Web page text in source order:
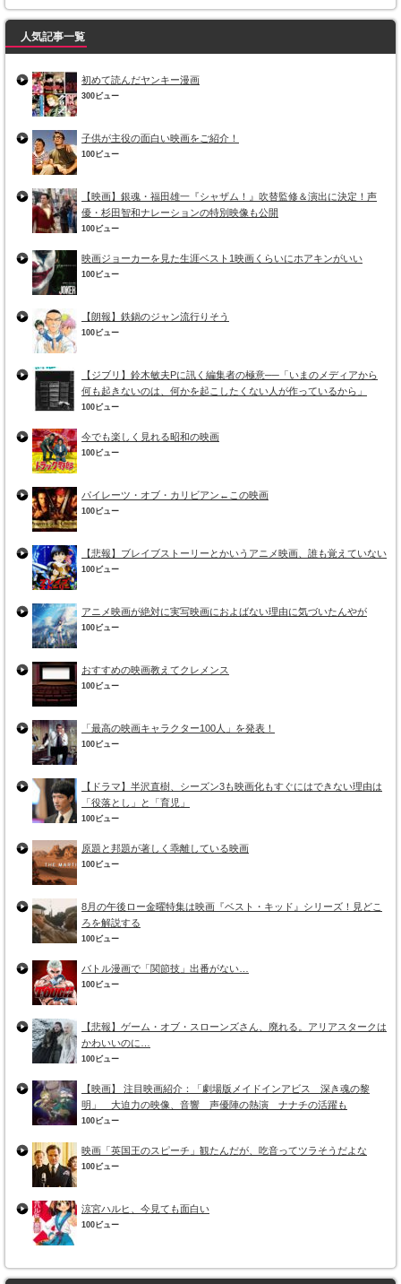
人気記事一覧
初めて読んだヤンキー漫画
300ビュー
子供が主役の面白い映画をご紹介！
100ビュー
【映画】銀魂・福田雄一『シャザム！』吹替監修＆演出に決定！声
優・杉田智和ナレーションの特別映像も公開
100ビュー
映画ジョーカーを見た生涯ベスト1映画くらいにホアキンがいい
100ビュー
【朗報】鉄鍋のジャン流行りそう
100ビュー
【ジブリ】鈴木敏夫Pに訊く編集者の極意──「いまのメディアから
何も起きないのは、何かを起こしたくない人が作っているから」
100ビュー
今でも楽しく見れる昭和の映画
100ビュー
パイレーツ・オブ・カリビアン←この映画
100ビュー
【悲報】ブレイブストーリーとかいうアニメ映画、誰も覚えていない
100ビュー
アニメ映画が絶対に実写映画におよばない理由に気づいたんやが
100ビュー
おすすめの映画教えてクレメンス
100ビュー
「最高の映画キャラクター100人」を発表！
100ビュー
【ドラマ】半沢直樹、シーズン3も映画化もすぐにはできない理由は
「役落とし」と「育児」
100ビュー
原題と邦題が著しく乖離している映画
100ビュー
8月の午後ロー金曜特集は映画『ベスト・キッド』シリーズ！見どこ
ろを解説する
100ビュー
バトル漫画で「関節技」出番がない…
100ビュー
【悲報】ゲーム・オブ・スローンズさん、廃れる。アリアスタークは
かわいいのに…
100ビュー
【映画】 注目映画紹介：「劇場版メイドインアビス 深き魂の黎
明」 大迫力の映像、音響 声優陣の熱演 ナナチの活躍も
100ビュー
映画「英国王のスピーチ」観たんだが、吃音ってツラそうだよな
100ビュー
涼宮ハルヒ、今見ても面白い
100ビュー